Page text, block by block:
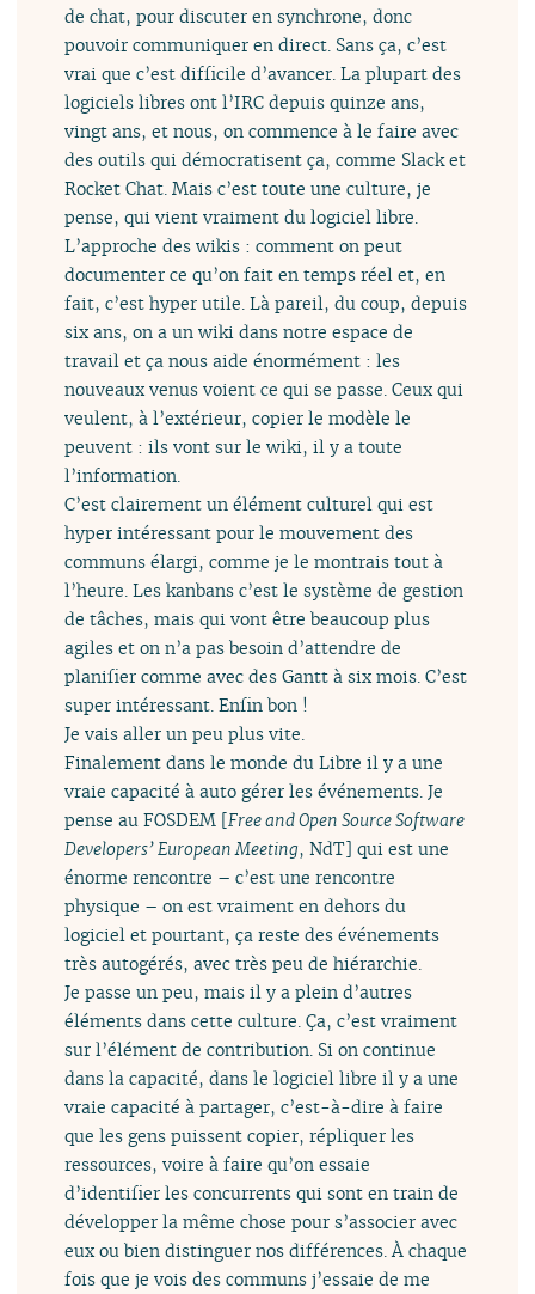
de chat, pour discuter en synchrone, donc
pouvoir communiquer en direct. Sans ça, c’est
vrai que c’est difficile d’avancer. La plupart des
logiciels libres ont l’IRC depuis quinze ans,
vingt ans, et nous, on commence à le faire avec
des outils qui démocratisent ça, comme Slack et
Rocket Chat. Mais c’est toute une culture, je
pense, qui vient vraiment du logiciel libre.
L’approche des wikis : comment on peut
documenter ce qu’on fait en temps réel et, en
fait, c’est hyper utile. Là pareil, du coup, depuis
six ans, on a un wiki dans notre espace de
travail et ça nous aide énormément : les
nouveaux venus voient ce qui se passe. Ceux qui
veulent, à l’extérieur, copier le modèle le
peuvent : ils vont sur le wiki, il y a toute
l’information.
C’est clairement un élément culturel qui est
hyper intéressant pour le mouvement des
communs élargi, comme je le montrais tout à
l’heure. Les kanbans c’est le système de gestion
de tâches, mais qui vont être beaucoup plus
agiles et on n’a pas besoin d’attendre de
planifier comme avec des Gantt à six mois. C’est
super intéressant. Enfin bon !
Je vais aller un peu plus vite.
Finalement dans le monde du Libre il y a une
vraie capacité à auto gérer les événements. Je
pense au FOSDEM [Free and Open Source Software
Developers’ European Meeting, NdT] qui est une
énorme rencontre – c’est une rencontre
physique – on est vraiment en dehors du
logiciel et pourtant, ça reste des événements
très autogérés, avec très peu de hiérarchie.
Je passe un peu, mais il y a plein d’autres
éléments dans cette culture. Ça, c’est vraiment
sur l’élément de contribution. Si on continue
dans la capacité, dans le logiciel libre il y a une
vraie capacité à partager, c’est-à-dire à faire
que les gens puissent copier, répliquer les
ressources, voire à faire qu’on essaie
d’identifier les concurrents qui sont en train de
développer la même chose pour s’associer avec
eux ou bien distinguer nos différences. À chaque
fois que je vois des communs j’essaie de me